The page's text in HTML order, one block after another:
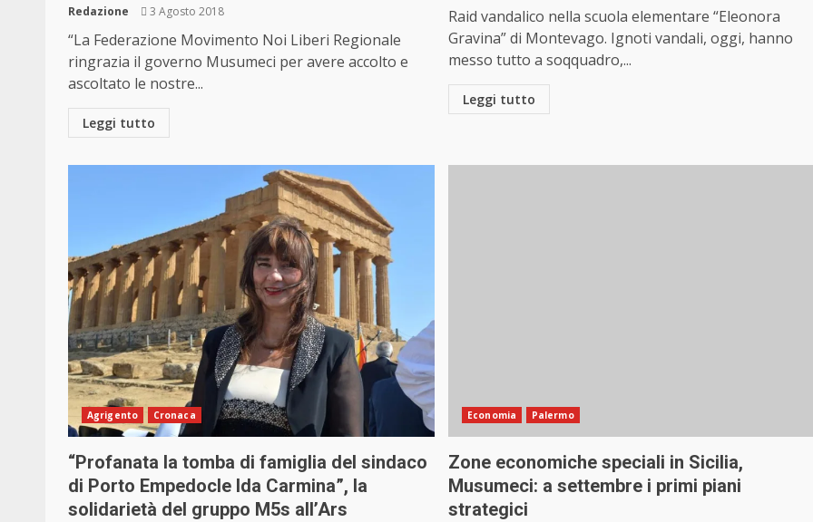
Redazione 3 Agosto 2018
“La Federazione Movimento Noi Liberi Regionale
ringrazia il governo Musumeci per avere accolto e
ascoltato le nostre...
Leggi tutto
Raid vandalico nella scuola elementare “Eleonora
Gravina” di Montevago. Ignoti vandali, oggi, hanno
messo tutto a soqquadro,...
Leggi tutto
Agrigento Cronaca
“Profanata la tomba di famiglia del sindaco
di Porto Empedocle Ida Carmina”, la
solidarietà del gruppo M5s all’Ars
Economia Palermo
Zone economiche speciali in Sicilia,
Musumeci: a settembre i primi piani
strategici